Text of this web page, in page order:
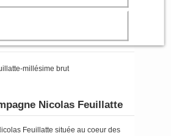
Contenance 75cl
millésime brut
Nicolas Feuillatte
Feuillatte située au coeur des